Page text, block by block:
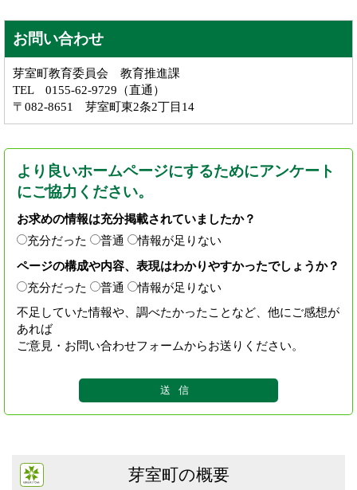
お問い合わせ
芽室町教育委員会 教育推進課
TEL 0155-62-9729（直通）
〒082-8651 芽室町東2条2丁目14
より良いホームページにするためにアンケート
にご協力ください。
お求めの情報は充分掲載されていましたか？
充分だった
普通
情報が足りない
ページの構成や内容、表現はわかりやすかったでしょうか？
充分だった
普通
情報が足りない
不足していた情報や、調べたかったことなど、他にご感想が
あれば
ご意見・お問い合わせフォームからお送りください。
芽室町の概要